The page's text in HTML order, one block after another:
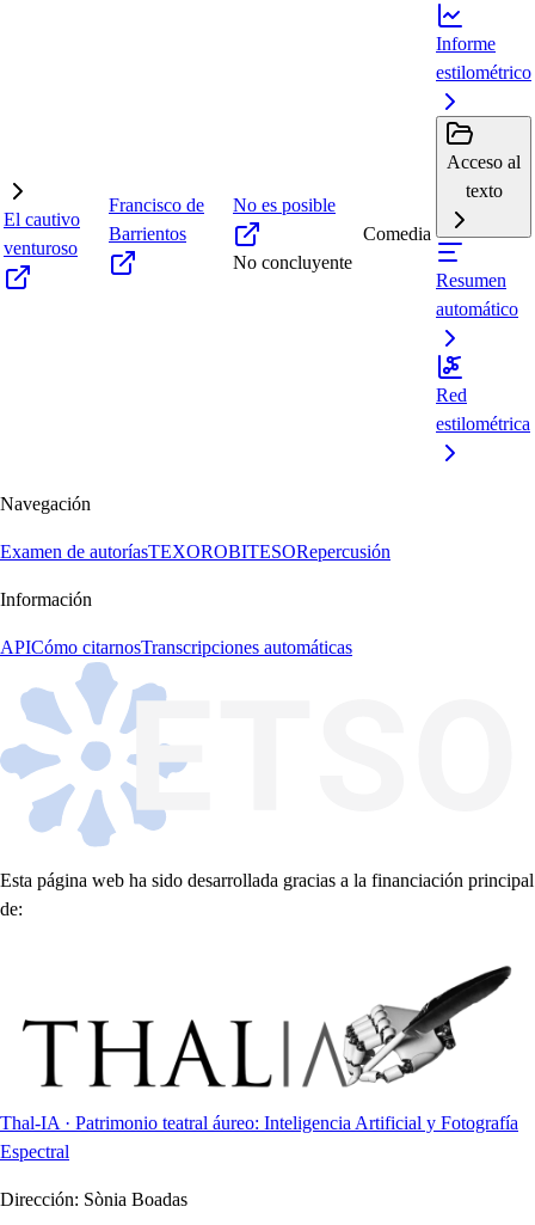
El cautivo
venturoso
Francisco de
Barrientos
No es posible
No concluyente
Comedia
Informe
estilométrico
Acceso al
texto
Resumen
automático
Red
estilométrica
Navegación
Examen de autoríasTEXOROBITESORepercusión
Información
APICómo citarnosTranscripciones automáticas
Esta página web ha sido desarrollada gracias a la financiación principal
de:
Thal-IA · Patrimonio teatral áureo: Inteligencia Artificial y Fotografía
Espectral
Dirección: Sònia Boadas